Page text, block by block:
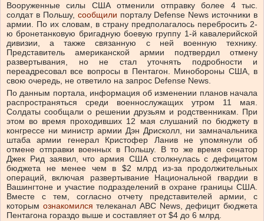
Вооруженные силы США отменили отправку более 4 тыс.
солдат в Польшу, сообщили порталу Defense News источники в
армии. По их словам, в страну предполагалось перебросить 2-
ю бронетанковую бригадную боевую группу 1-й кавалерийской
дивизии, а также связанную с ней военную технику.
Представитель американской армии подтвердил отмену
развертывания, но не стал уточнять подробности и
переадресовал все вопросы в Пентагон. Минобороны США, в
свою очередь, не ответило на запрос Defense News.
По данным портала, информация об изменении планов начала
распространяться среди военнослужащих утром 11 мая.
Солдаты сообщали о решении друзьям и родственникам. При
этом во время проходивших 12 мая слушаний по бюджету в
конгрессе ни министр армии Дэн Дрисколл, ни замначальника
штаба армии генерал Кристофер Ланив не упомянули об
отмене отправки военных в Польшу. В то же время сенатор
Джек Рид заявил, что армия США столкнулась с дефицитом
бюджета не менее чем в $2 млрд из-за продолжительных
операций, включая развертывание Национальной гвардии в
Вашингтоне и участие подразделений в охране границы США.
Вместе с тем, согласно отчету представителей армии, с
которым ознакомился телеканал ABC News, дефицит бюджета
Пентагона гораздо выше и составляет от $4 до 6 млрд.